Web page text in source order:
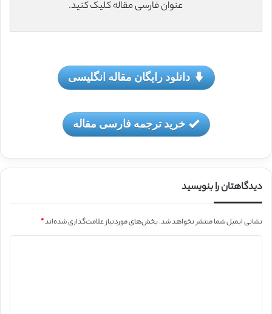
عنوان فارسی مقاله کلیک کنید.
دانلود رایگان مقاله انگلیسی
خرید ترجمه فارسی مقاله
دیدگاهتان را بنویسید
نشانی ایمیل شما منتشر نخواهد شد.بخش‌های موردنیاز علامت‌گذاری شده‌اند*